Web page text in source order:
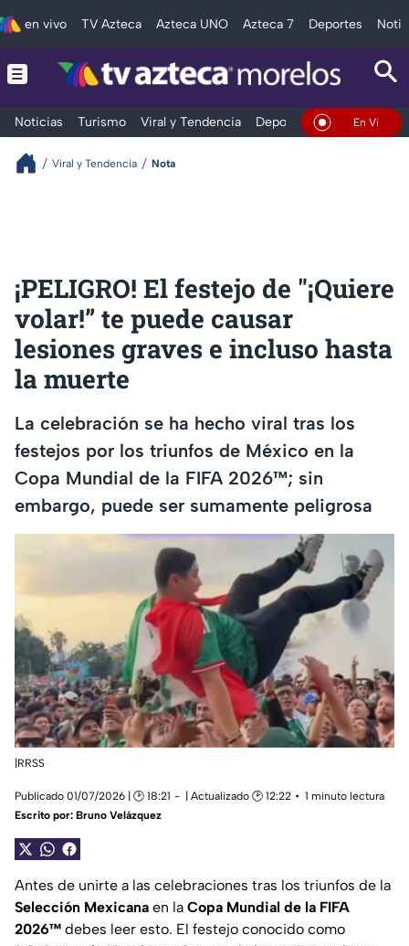
en vivo TV Azteca Azteca UNO Azteca 7 Deportes
Noticias Turismo Viral y Tendencia Deportes Espectáculos
En Vivo
Viral y Tendencia Nota
¡PELIGRO! El festejo de "¡Quiere
volar!” te puede causar
lesiones graves e incluso hasta
la muerte
La celebración se ha hecho viral tras los
festejos por los triunfos de México en la
Copa Mundial de la FIFA 2026™; sin
embargo, puede ser sumamente peligrosa
|RRSS
Publicado 01/07/2026 | 🕑 18:21 | Actualizado 🕑 12:22
1 minuto lectura
Escrito por: Bruno Velázquez
Antes de unirte a las celebraciones tras los triunfos de la
Selección Mexicana en la Copa Mundial de la FIFA
2026™ debes leer esto. El festejo conocido como